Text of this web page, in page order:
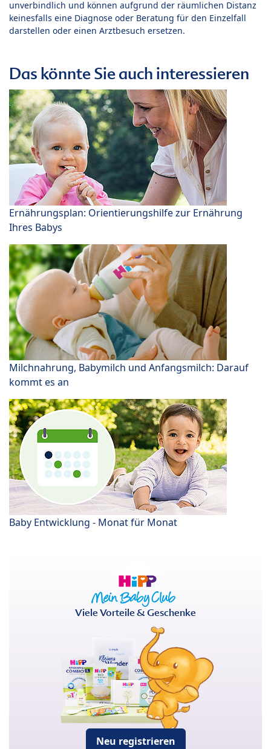
unverbindlich und können aufgrund der räumlichen Distanz
keinesfalls eine Diagnose oder Beratung für den Einzelfall
darstellen oder einen Arztbesuch ersetzen.
Das könnte Sie auch interessieren
Ernährungsplan: Orientierungshilfe zur Ernährung
Ihres Babys
Milchnahrung, Babymilch und Anfangsmilch: Darauf
kommt es an
Baby Entwicklung - Monat für Monat
Viele Vorteile & Geschenke
Neu registrieren